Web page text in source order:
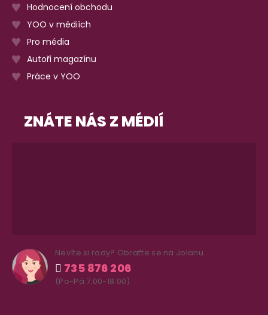
Hodnocení obchodu
YOO v médiích
Pro média
Autoři magazínu
Práce v YOO
ZNÁTE NÁS Z MÉDIÍ
Nevíte si rady? Obraťte se na Jolanu
735 876 206
(Po-Pá 7.00-18.00)